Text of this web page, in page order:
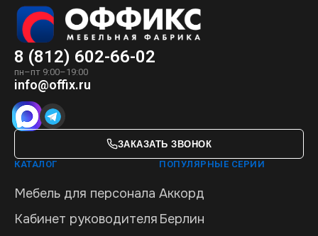
8 (812) 602-66-02
пн–пт 9:00–19:00
info@offix.ru
ЗАКАЗАТЬ ЗВОНОК
КАТАЛОГ
Мебель для персонала
Кабинет руководителя
ПОПУЛЯРНЫЕ СЕРИИ
Аккорд
Берлин